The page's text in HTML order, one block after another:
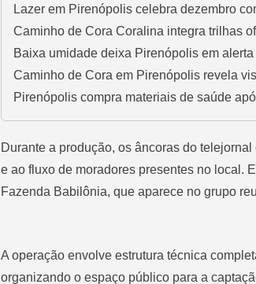
Lazer em Pirenópolis celebra dezembro
Caminho de Cora Coralina integra trilhas
Baixa umidade deixa Pirenópolis em
Caminho de Cora em Pirenópolis revela
Pirenópolis compra materiais de saúde
Durante a produção, os âncoras do
e ao fluxo de moradores presentes no local.
Fazenda Babilônia, que aparece no grupo
A operação envolve estrutura técnica
organizando o espaço público para a